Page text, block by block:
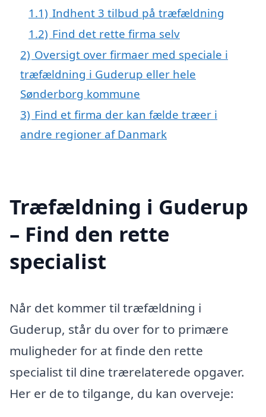
1.1) Indhent 3 tilbud på træfældning
1.2) Find det rette firma selv
2) Oversigt over firmaer med speciale i
træfældning i Guderup eller hele
Sønderborg kommune
3) Find et firma der kan fælde træer i
andre regioner af Danmark
Træfældning i Guderup
– Find den rette
specialist
Når det kommer til træfældning i
Guderup, står du over for to primære
muligheder for at finde den rette
specialist til dine trærelaterede opgaver.
Her er de to tilgange, du kan overveje: